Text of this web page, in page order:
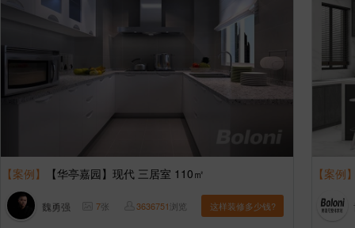
【案例】 【华亭嘉园】现代 三居室 110㎡
魏勇强 7张 3636751浏览 这样装修多少钱?
【案例